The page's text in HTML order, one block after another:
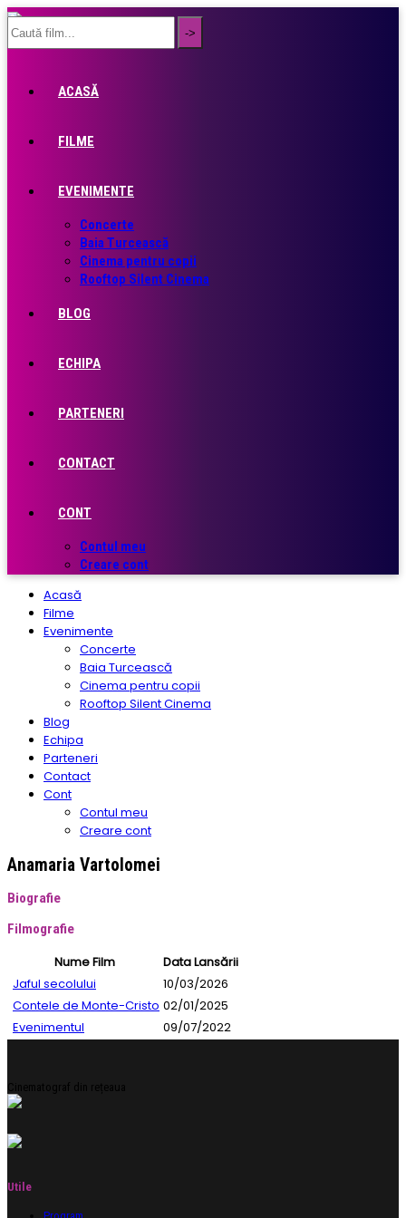
ACASĂ
FILME
EVENIMENTE
Concerte
Baia Turcească
Cinema pentru copii
Rooftop Silent Cinema
BLOG
ECHIPA
PARTENERI
CONTACT
CONT
Contul meu
Creare cont
Acasă
Filme
Evenimente
Concerte
Baia Turcească
Cinema pentru copii
Rooftop Silent Cinema
Blog
Echipa
Parteneri
Contact
Cont
Contul meu
Creare cont
Anamaria Vartolomei
Biografie
Filmografie
Nume Film
Data Lansării
Jaful secolului
10/03/2026
Contele de Monte-Cristo 02/01/2025
Evenimentul
09/07/2022
Cinematograf din rețeaua
Utile